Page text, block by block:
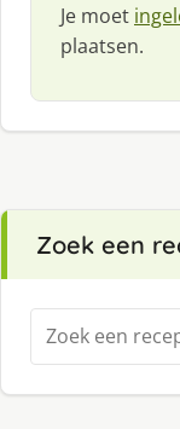
Je moet
plaatsen.
Zoek een
Zoeken
naar: